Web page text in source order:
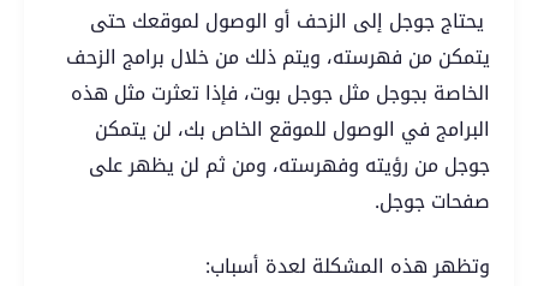
يحتاج جوجل إلى الزحف أو الوصول لموقعك حتى
يتمكن من فهرسته، ويتم ذلك من خلال برامج الزحف
الخاصة بجوجل مثل جوجل بوت، فإذا تعثرت مثل هذه
البرامج في الوصول للموقع الخاص بك، لن يتمكن
جوجل من رؤيته وفهرسته، ومن ثم لن يظهر على
صفحات جوجل.
وتظهر هذه المشكلة لعدة أسباب: